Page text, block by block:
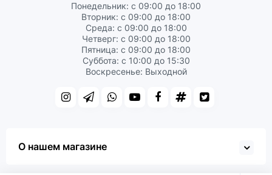
Понедельник: с 09:00 до 18:00
Вторник: с 09:00 до 18:00
Среда: с 09:00 до 18:00
Четверг: с 09:00 до 18:00
Пятница: с 09:00 до 18:00
Суббота: с 10:00 до 15:30
Воскресенье: Выходной
О нашем магазине